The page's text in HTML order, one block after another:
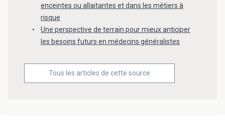
enceintes ou allaitantes et dans les métiers à
risque
Une perspective de terrain pour mieux anticiper
les besoins futurs en médecins généralistes
Tous les articles de cette source